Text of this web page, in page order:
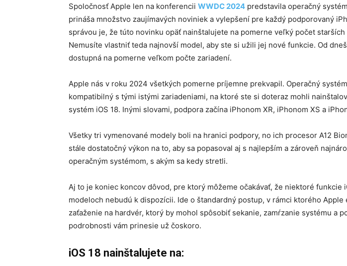
Spoločnosť Apple len na konferencii WWDC 2024 predstavila operačný systém
prináša množstvo zaujímavých noviniek a vylepšení pre každý podporovaný
správou je, že túto novinku opäť nainštalujete na pomerne veľký počet starších
Nemusíte vlastniť teda najnovší model, aby ste si užili jej nové funkcie. Od
dostupná na pomerne veľkom počte zariadení.
Apple nás v roku 2024 všetkých pomerne príjemne prekvapil. Operačný
kompatibilný s tými istými zariadeniami, na ktoré ste si doteraz mohli
systém iOS 18. Inými slovami, podpora začína iPhonom XR, iPhonom XS a
Všetky tri vymenované modely boli na hranici podpory, no ich procesor A12
stále dostatočný výkon na to, aby sa popasoval aj s najlepším a zároveň
operačným systémom, s akým sa kedy stretli.
Aj to je koniec koncov dôvod, pre ktorý môžeme očakávať, že niektoré funkcie
modeloch nebudú k dispozícii. Ide o štandardný postup, v rámci ktorého
zaťaženie na hardvér, ktorý by mohol spôsobiť sekanie, zamŕzanie systému a
podrobnosti vám prinesie už čoskoro.
iOS 18 nainštalujete na: